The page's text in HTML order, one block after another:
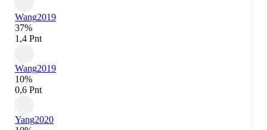
Wang2019
37%
1,4 Pnt
Wang2019
10%
0,6 Pnt
Yang2020